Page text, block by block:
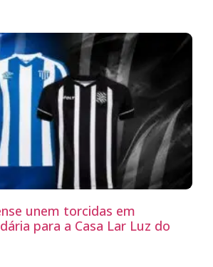
unem torcidas em
para a Casa Lar Luz do